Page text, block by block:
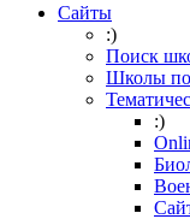
Сайты
:)
Поиск
Школы по
:)